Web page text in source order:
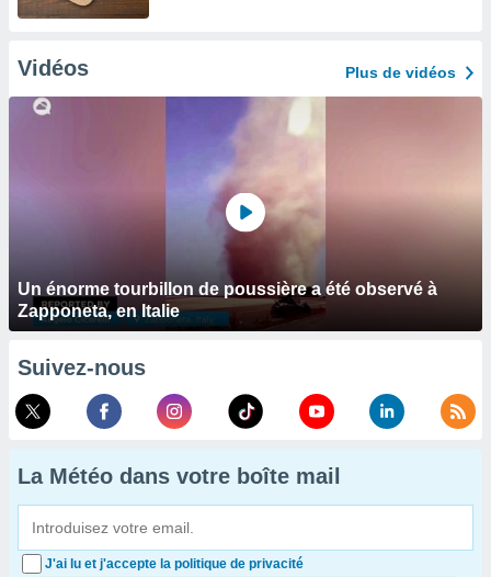
Vidéos Plus de vidéos
Un énorme tourbillon de poussière a été observé à
Zapponeta, en Italie
Suivez-nous
La Météo dans votre boîte mail
J'ai lu et j'accepte la politique de privacité